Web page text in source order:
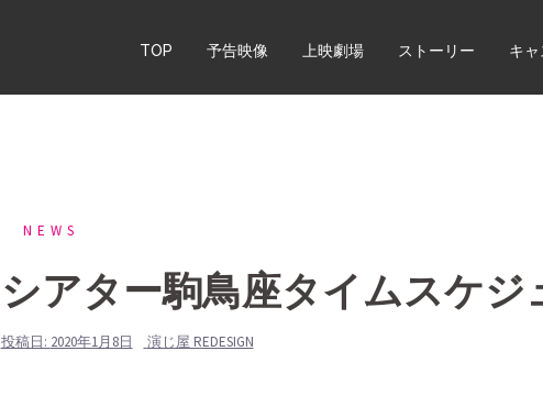
TOP 予告映像 上映劇場 ストーリー キャ
NEWS
シアター駒鳥座タイムスケジ
投稿日: 2020年1月8日 演じ屋 REDESIGN